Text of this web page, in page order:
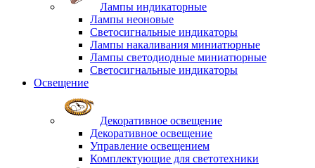
Лампы индикаторные
Лампы неоновые
Светосигнальные индикаторы
Лампы накаливания миниатюрные
Лампы светодиодные миниатюрные
Светосигнальные индикаторы
Освещение
Декоративное освещение
Декоративное освещение
Управление освещением
Комплектующие для светотехники